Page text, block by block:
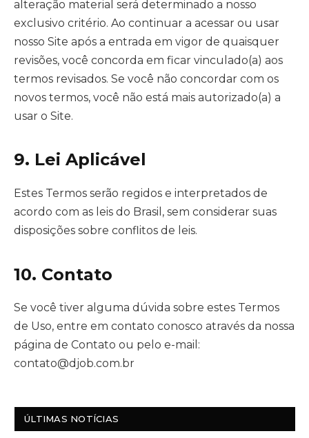
alteração material será determinado a nosso
exclusivo critério. Ao continuar a acessar ou usar
nosso Site após a entrada em vigor de quaisquer
revisões, você concorda em ficar vinculado(a) aos
termos revisados. Se você não concordar com os
novos termos, você não está mais autorizado(a) a
usar o Site.
9. Lei Aplicável
Estes Termos serão regidos e interpretados de
acordo com as leis do Brasil, sem considerar suas
disposições sobre conflitos de leis.
10. Contato
Se você tiver alguma dúvida sobre estes Termos
de Uso, entre em contato conosco através da nossa
página de Contato ou pelo e-mail:
contato@djob.com.br
ÚLTIMAS NOTÍCIAS